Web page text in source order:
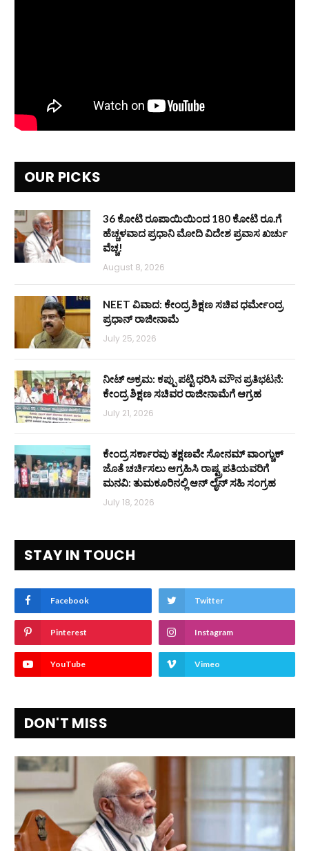
OUR PICKS
36 ಕೋಟಿ ರೂಪಾಯಿಯಿಂದ 180 ಕೋಟಿ ರೂ.ಗೆ
ಹೆಚ್ಚಳವಾದ ಪ್ರಧಾನಿ ಮೋದಿ ವಿದೇಶ ಪ್ರವಾಸ ಖರ್ಚು
ವೆಚ್ಚ!
August 8, 2026
NEET ವಿವಾದ: ಕೇಂದ್ರ ಶಿಕ್ಷಣ ಸಚಿವ ಧರ್ಮೇಂದ್ರ
ಪ್ರಧಾನ್ ರಾಜೀನಾಮೆ
July 25, 2026
ನೀಟ್ ಅಕ್ರಮ: ಕಪ್ಪು ಪಟ್ಟಿ ಧರಿಸಿ ಮೌನ ಪ್ರತಿಭಟನೆ:
ಕೇಂದ್ರ ಶಿಕ್ಷಣ ಸಚಿವರ ರಾಜೀನಾಮೆಗೆ ಆಗ್ರಹ
July 21, 2026
ಕೇಂದ್ರ ಸರ್ಕಾರವು ತಕ್ಷಣವೇ ಸೋನಮ್ ವಾಂಗ್ಚುಕ್
ಜೊತೆ ಚರ್ಚಿಸಲು ಆಗ್ರಹಿಸಿ ರಾಷ್ಟ್ರಪತಿಯವರಿಗೆ
ಮನವಿ: ತುಮಕೂರಿನಲ್ಲಿ ಆನ್‌ ಲೈನ್ ಸಹಿ ಸಂಗ್ರಹ
July 18, 2026
STAY IN TOUCH
Facebook Twitter
Pinterest Instagram
YouTube Vimeo
DON'T MISS